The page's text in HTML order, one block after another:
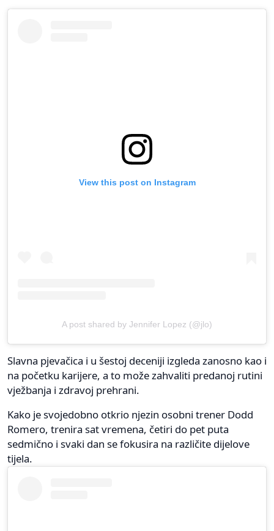
View this post on Instagram
A post shared by Jennifer Lopez (@jlo)
Slavna pjevačica i u šestoj deceniji izgleda zanosno kao i
na početku karijere, a to može zahvaliti predanoj rutini
vježbanja i zdravoj prehrani.
Kako je svojedobno otkrio njezin osobni trener Dodd
Romero, trenira sat vremena, četiri do pet puta
sedmično i svaki dan se fokusira na različite dijelove
tijela.